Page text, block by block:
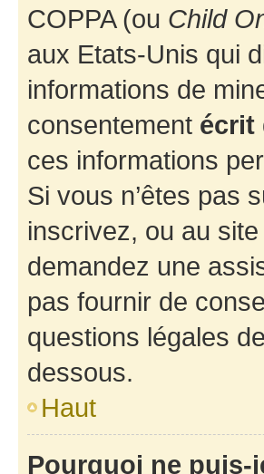
COPPA (ou Child
aux Etats-Unis qui
informations de
consentement écrit
ces informations
Si vous n’êtes pas
inscrivez, ou au
demandez une
pas fournir de
questions légales
dessous.
Haut
Pourquoi ne puis-